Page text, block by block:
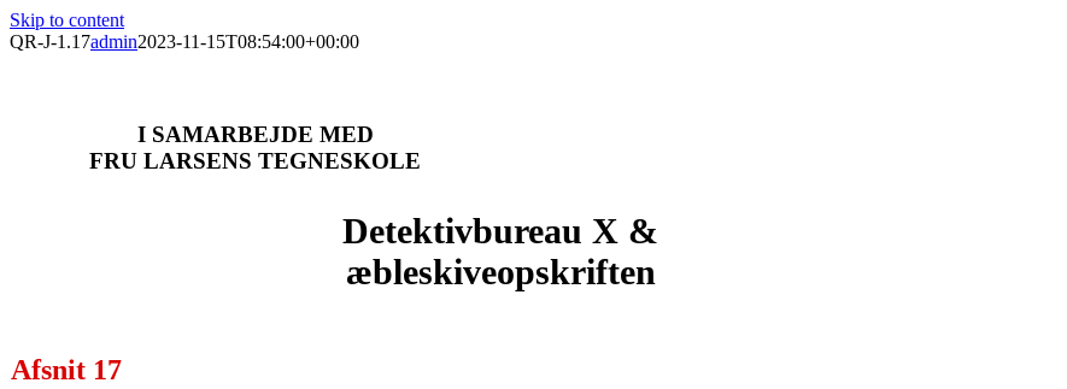
Skip to content
QR-J-1.17admin2023-11-15T08:54:00+00:00
I SAMARBEJDE MED
FRU LARSENS TEGNESKOLE
Detektivbureau X &
æbleskiveopskriften
Afsnit 17